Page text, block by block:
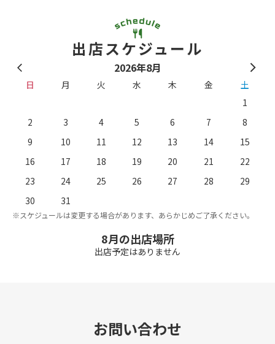
出店スケジュール
2026年8月
日 月 火 水 木 金
土
1
2
3 4 5 6 7
8
9
10 11 12 13 14
15
16
17 18 19 20 21
22
23
24 25 26 27 28
29
30
31
※スケジュールは変更する場合があります、あらかじめご了承ください。
8月の出店場所
出店予定はありません
お問い合わせ